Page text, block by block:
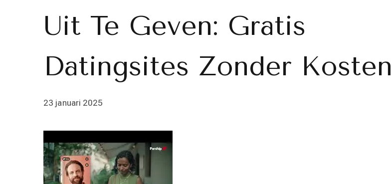
Uit Te Geven: Gratis
Datingsites Zonder Kosten
23 januari 2025